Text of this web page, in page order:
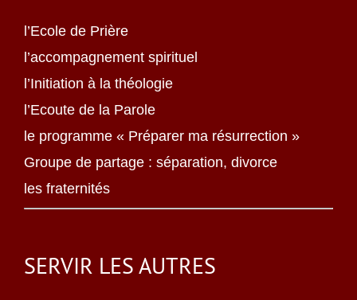
l’Ecole de Prière
l’accompagnement spirituel
l’Initiation à la théologie
l’Ecoute de la Parole
le programme « Préparer ma résurrection »
Groupe de partage : séparation, divorce
les fraternités
SERVIR LES AUTRES